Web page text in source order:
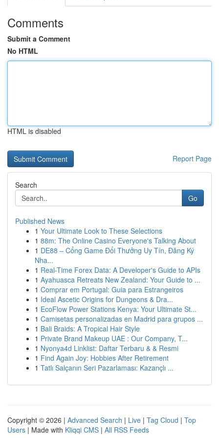
Comments
Submit a Comment
No HTML
HTML is disabled
Report Page
Search
Go
Published News
1 Your Ultimate Look to These Selections
1 88m: The Online Casino Everyone's Talking About
1 DE88 – Cổng Game Đổi Thưởng Uy Tín, Đăng Ký
Nha...
1 Real-Time Forex Data: A Developer's Guide to APIs
1 Ayahuasca Retreats New Zealand: Your Guide to ...
1 Comprar em Portugal: Guia para Estrangeiros
1 Ideal Ascetic Origins for Dungeons & Dra...
1 EcoFlow Power Stations Kenya: Your Ultimate St...
1 Camisetas personalizadas en Madrid para grupos ...
1 Bali Braids: A Tropical Hair Style
1 Private Brand Makeup UAE : Our Company, T...
1 Nyonya4d Linklist: Daftar Terbaru & & Resmi
1 Find Again Joy: Hobbies After Retirement
1 Tatlı Salçanın Seri Pazarlaması: Kazançlı ...
Copyright © 2026 | Advanced Search | Live | Tag Cloud | Top
Users | Made with Kliqqi CMS | All RSS Feeds